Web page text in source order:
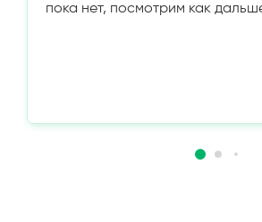
пока нет, посмотрим как